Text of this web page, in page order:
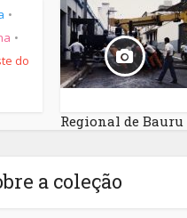
•
•
do
Regional de Bauru
a coleção